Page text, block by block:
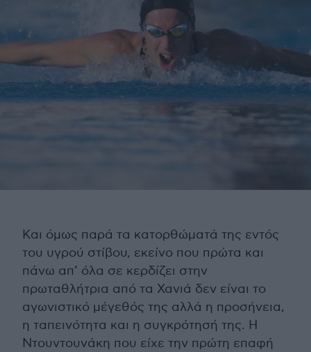
Και όμως παρά τα κατορθώματά της εντός
του υγρού στίβου, εκείνο που πρώτα και
πάνω απ’ όλα σε κερδίζει στην
πρωταθλήτρια από τα Χανιά δεν είναι το
αγωνιστικό μέγεθός της αλλά η προσήνεια,
η ταπεινότητα και η συγκρότησή της. Η
Ντουντουνάκη που είχε την πρώτη επαφή